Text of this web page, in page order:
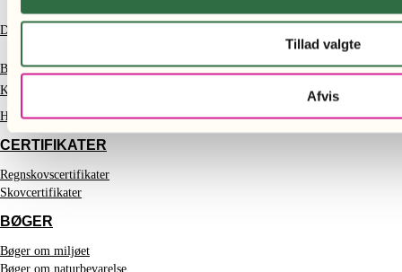
Tillad valgte
Afvis
Donation
Bliv støttemedlem
Kontakt
Handelsbetingelser
CERTIFIKATER
Regnskovscertifikater
Skovcertifikater
BØGER
Bøger om miljøet
Bøger om naturbevarelse